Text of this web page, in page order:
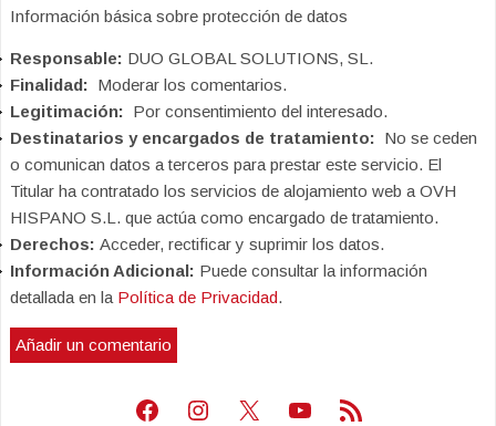
Información básica sobre protección de datos
Responsable: DUO GLOBAL SOLUTIONS, SL.
Finalidad: Moderar los comentarios.
Legitimación: Por consentimiento del interesado.
Destinatarios y encargados de tratamiento: No se ceden
o comunican datos a terceros para prestar este servicio. El
Titular ha contratado los servicios de alojamiento web a OVH
HISPANO S.L. que actúa como encargado de tratamiento.
Derechos: Acceder, rectificar y suprimir los datos.
Información Adicional: Puede consultar la información
detallada en la Política de Privacidad.
Facebook
Instagram
X Youtube
Feed RSS